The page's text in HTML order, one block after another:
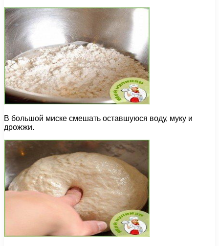
В большой миске смешать оставшуюся воду, муку и
дрожжи.